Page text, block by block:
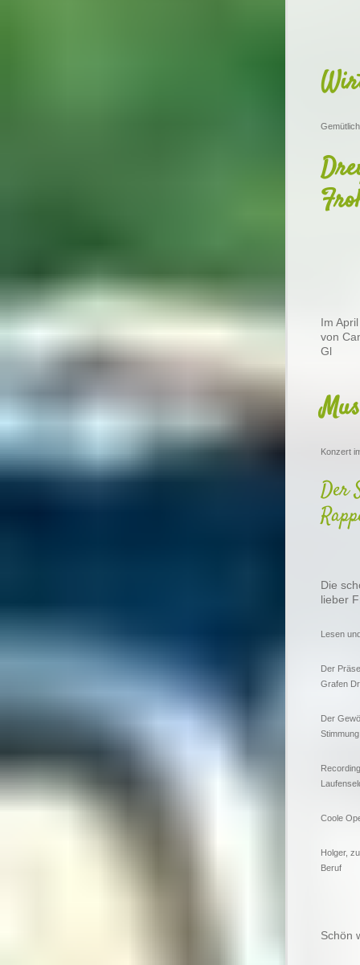
Im
von
Gl
Konzert
Der
Die
lieber
Lesen
Der
Grafen
Der
Coole
Holger,
Beruf
Schön